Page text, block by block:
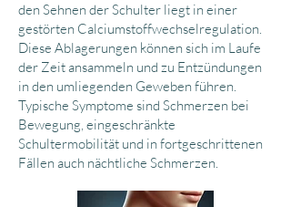
den Sehnen der Schulter liegt in einer
gestörten Calciumstoffwechselregulation.
Diese Ablagerungen können sich im Laufe
der Zeit ansammeln und zu Entzündungen
in den umliegenden Geweben führen.
Typische Symptome sind Schmerzen bei
Bewegung, eingeschränkte
Schultermobilität und in fortgeschrittenen
Fällen auch nächtliche Schmerzen.